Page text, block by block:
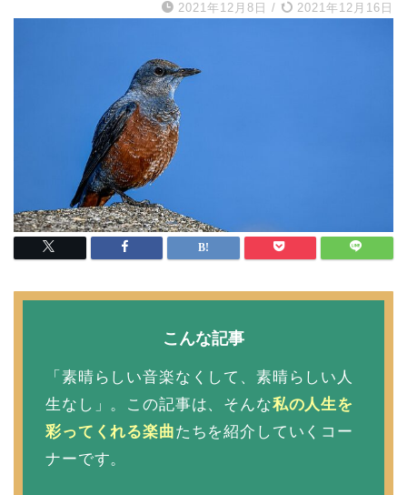
2021年12月8日 / 2021年12月16日
こんな記事
「素晴らしい音楽なくして、素晴らしい人
生なし」。この記事は、そんな私の人生を
彩ってくれる楽曲たちを紹介していくコー
ナーです。